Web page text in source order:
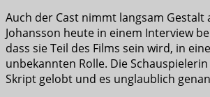
Auch der Cast nimmt langsam Gestalt
Johansson heute in einem Interview
dass sie Teil des Films sein wird, in
unbekannten Rolle. Die
Skript gelobt und es unglaublich